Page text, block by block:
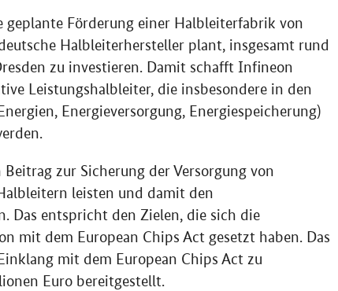
Förderung einer Halbleiterfabrik von
Halbleiterhersteller plant, insgesamt rund
zu investieren. Damit schafft Infineon
Leistungshalbleiter, die insbesondere in den
Energieversorgung, Energiespeicherung)
zur Sicherung der Versorgung von
leisten und damit den
Das entspricht den Zielen, die sich die
mit dem European Chips Act gesetzt haben. Das
mit dem European Chips Act zu
Euro bereitgestellt.